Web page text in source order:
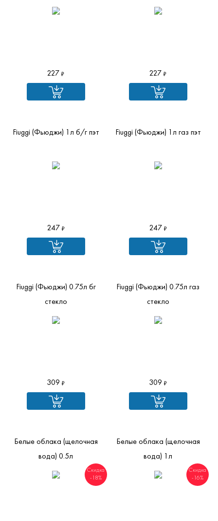
227 227
Fiuggi (Фьюджи) 1л б/г пэт
247
Fiuggi (Фьюджи) 1л газ пэт
247
Fiuggi (Фьюджи) 0.75л бг
стекло
309
Fiuggi (Фьюджи) 0.75л газ
стекло
309
Белые облака (щелочная
вода) 0.5л
Скидка
-18%
Белые облака (щелочная
вода) 1л
Скидка
-16%